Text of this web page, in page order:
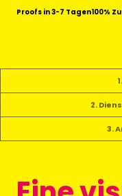
Proofs in 3-7 Tagen100%
2.
3.